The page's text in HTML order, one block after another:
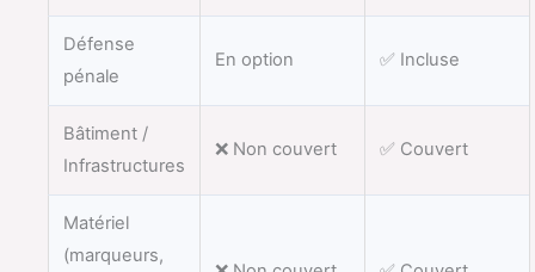
Défense
pénale
En option ✅ Incluse
Bâtiment /
Infrastructures
❌ Non couvert ✅ Couvert
Matériel
(marqueurs,